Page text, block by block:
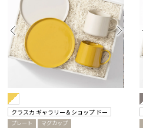
クラスカ ギャラリー＆ショップ ドー
プレート マグカップ